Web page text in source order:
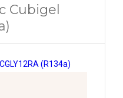
Cubigel